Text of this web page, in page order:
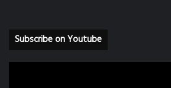
Subscribe on Youtube